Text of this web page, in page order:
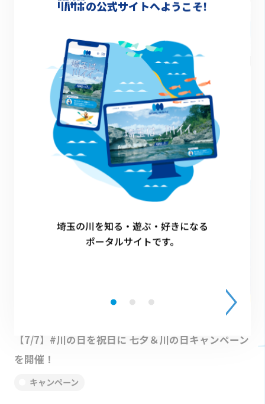
2024.09.25
「埼玉は川イイ！フォトコンテスト2024」を開催！
キャンペーン
【7/7】#川の日を祝日に 七夕＆川の日キャンペーン
を開催！
キャンペーン
の公式サイトへようこそ!
埼玉の川を知る・遊ぶ・好きになる
ポータルサイトです。